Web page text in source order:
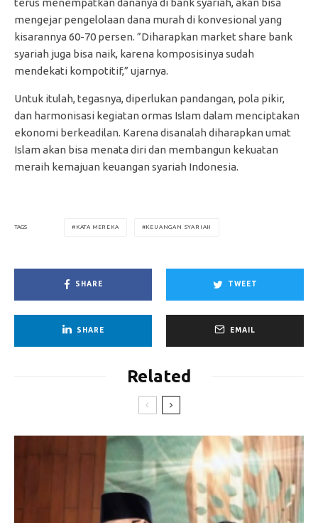
terus menempatkan dananya di bank syariah, akan bisa
mengejar pengelolaan dana murah di konvesional yang
kisarannya 60-70 persen. ”Diharapkan market share bank
syariah juga bisa naik, karena komposisinya sudah
mendekati kompotitif,” ujarnya.
Untuk itulah, tegasnya, diperlukan pandangan, pola pikir,
dan harmonisasi kegiatan ormas Islam dalam menciptakan
ekonomi berkeadilan. Karena disanalah diharapkan umat
Islam akan bisa menata diri dan membangun kekuatan
meraih kemajuan keuangan syariah Indonesia.
TAGS KATA MEREKA KEUANGAN SYARIAH
SHARE TWEET
SHARE EMAIL
Related